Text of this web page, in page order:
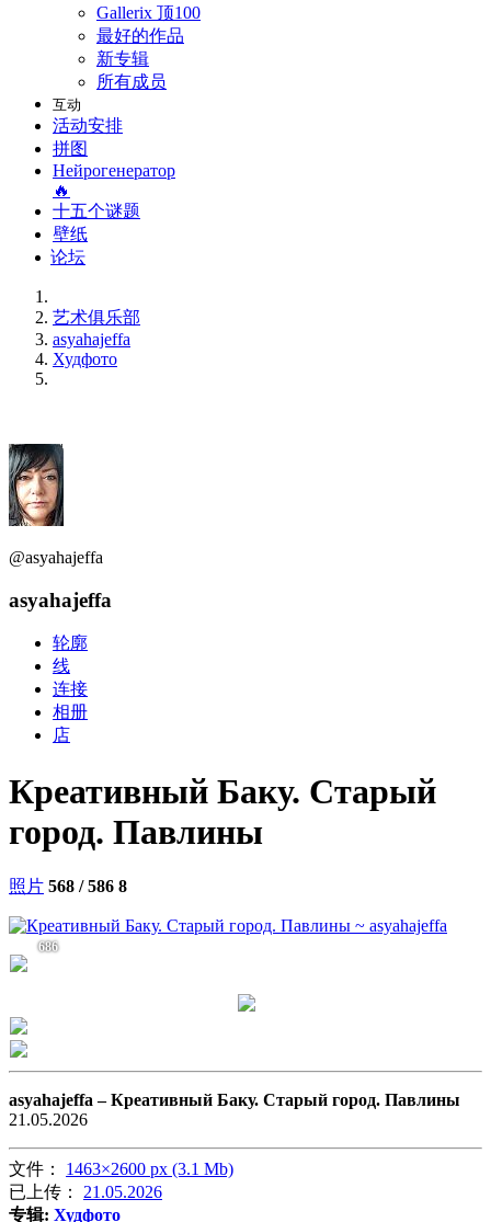
Gallerix 顶100
最好的作品
新专辑
所有成员
互动
活动安排
拼图
Нейрогенератор
🔥
十五个谜题
壁纸
论坛
艺术俱乐部
asyahajeffa
Худфото
@asyahajeffa
asyahajeffa
轮廓
线
连接
相册
店
Креативный Баку. Старый
город. Павлины
照片 568 / 586 8
686
asyahajeffa –Креативный Баку. Старый город. Павлины
21.05.2026
文件： 1463×2600 px (3.1 Mb)
已上传： 21.05.2026
专辑: Худфото